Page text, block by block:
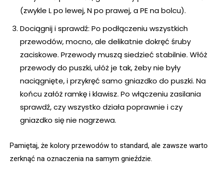
(zwykle L po lewej, N po prawej, a PE na bolcu).
Dociągnij i sprawdź: Po podłączeniu wszystkich
przewodów, mocno, ale delikatnie dokręć śruby
zaciskowe. Przewody muszą siedzieć stabilnie. Włóż
przewody do puszki, ułóż je tak, żeby nie były
naciągnięte, i przykręć samo gniazdko do puszki. Na
końcu załóż ramkę i klawisz. Po włączeniu zasilania
sprawdź, czy wszystko działa poprawnie i czy
gniazdko się nie nagrzewa.
Pamiętaj, że kolory przewodów to standard, ale zawsze warto
zerknąć na oznaczenia na samym gnieździe.